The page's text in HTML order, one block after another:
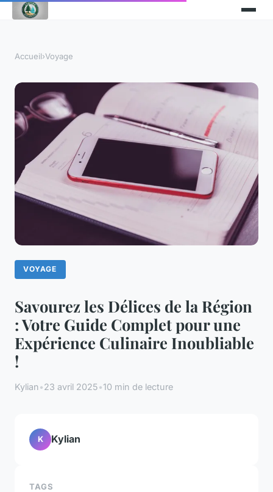
Accueil›Voyage
VOYAGE
Savourez les Délices de la Région
: Votre Guide Complet pour une
Expérience Culinaire Inoubliable
!
Kylian•23 avril 2025•10 min de lecture
K Kylian
TAGS